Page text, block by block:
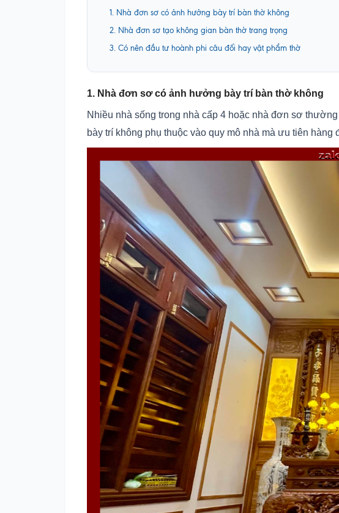
1. Nhà đơn sơ có ảnh hưởng bày trí bàn thờ không
2. Nhà đơn sơ tạo không gian bàn thờ trang trọng
3. Có nên đầu tư hoành phi câu đối hay vật phẩm thờ
1. Nhà đơn sơ có ảnh hưởng bày trí bàn thờ không
Nhiều nhà sống trong nhà cấp 4 hoặc nhà đơn sơ
bày trí không phụ thuộc vào quy mô nhà mà ưu tiên